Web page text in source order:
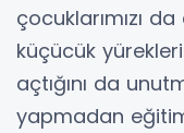
çocuklarımızı
küçücük
açtığını da
yapmadan